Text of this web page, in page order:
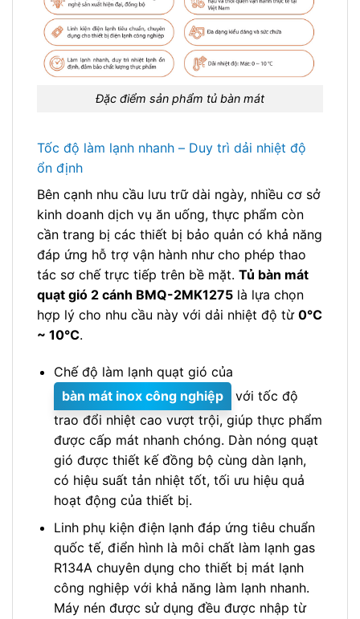
Đặc điểm sản phẩm tủ bàn mát
Tốc độ làm lạnh nhanh – Duy trì dải nhiệt độ
ổn định
Bên cạnh nhu cầu lưu trữ dài ngày, nhiều cơ sở
kinh doanh dịch vụ ăn uống, thực phẩm còn
cần trang bị các thiết bị bảo quản có khả năng
đáp ứng hỗ trợ vận hành như cho phép thao
tác sơ chế trực tiếp trên bề mặt. Tủ bàn mát
quạt gió 2 cánh BMQ-2MK1275 là lựa chọn
hợp lý cho nhu cầu này với dải nhiệt độ từ 0℃
~ 10℃.
Chế độ làm lạnh quạt gió của
bàn mát inox công nghiệp
với tốc độ
trao đổi nhiệt cao vượt trội, giúp thực phẩm
được cấp mát nhanh chóng. Dàn nóng quạt
gió được thiết kế đồng bộ cùng dàn lạnh,
có hiệu suất tản nhiệt tốt, tối ưu hiệu quả
hoạt động của thiết bị.
Linh phụ kiện điện lạnh đáp ứng tiêu chuẩn
quốc tế, điển hình là môi chất làm lạnh gas
R134A chuyên dụng cho thiết bị mát lạnh
công nghiệp với khả năng làm lạnh nhanh.
Máy nén được sử dụng đều được nhập từ